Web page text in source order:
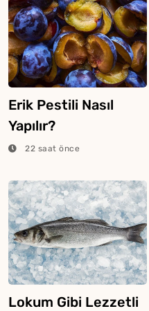
Erik Pestili Nasıl
Yapılır?
22 saat önce
Lokum Gibi Lezzetli